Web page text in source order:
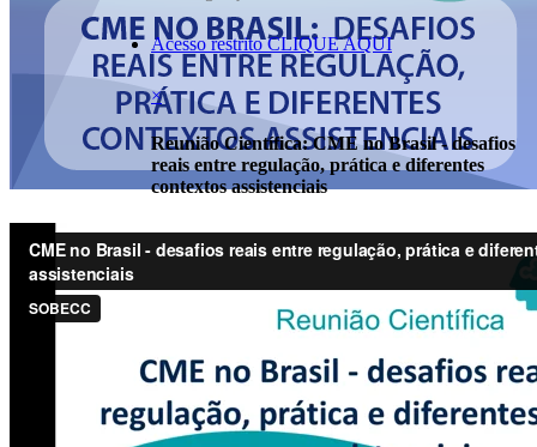
Acesso restrito CLIQUE AQUI
×
Reunião Científica: CME no Brasil - desafios
reais entre regulação, prática e diferentes
contextos assistenciais